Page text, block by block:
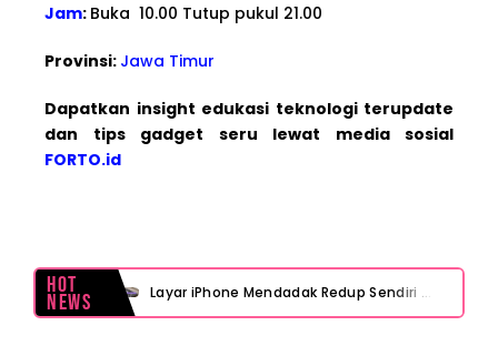
Jam: Buka 10.00 Tutup pukul 21.00
Provinsi: Jawa Timur
Dapatkan insight edukasi teknologi terupdate
dan tips gadget seru lewat media sosial
FORTO.id
Hot
News Layar iPhone Mendadak Redup Sendiri Padahal Auto-Brightness Mati? Ini Penyebab & Solusinya!